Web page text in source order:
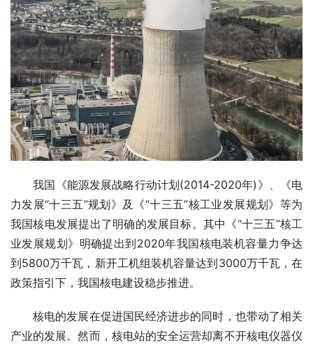
我国《能源发展战略行动计划(2014-2020年)》、《电
力发展“十三五”规划》及《“十三五”核工业发展规划》等为
我国核电发展提出了明确的发展目标。其中《“十三五”核工
业发展规划》明确提出到2020年我国核电装机容量力争达
到5800万千瓦，新开工机组装机容量达到3000万千瓦，在
政策指引下，我国核电建设稳步推进。
核电的发展在促进国民经济进步的同时，也带动了相关
产业的发展。然而，核电站的安全运营却离不开核电仪器仪